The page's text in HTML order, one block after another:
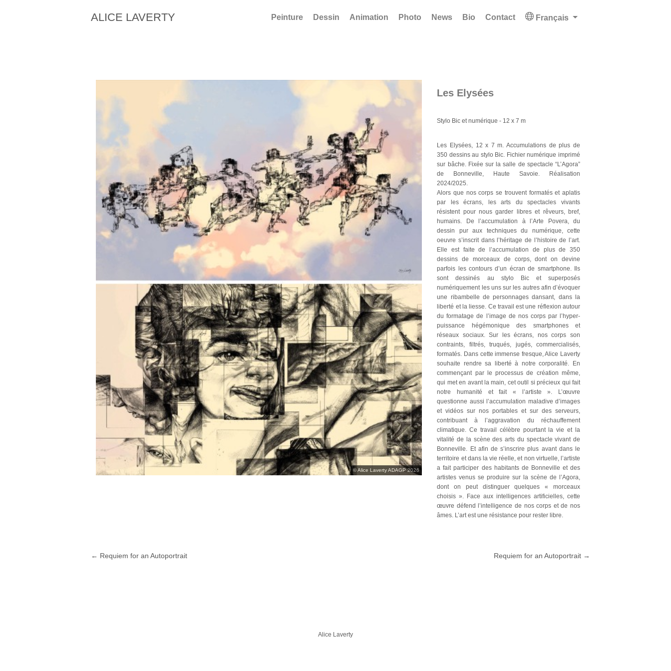
ALICE LAVERTY Peinture Dessin Animation Photo News Bio Contact Français
© Alice Laverty ADAGP 2026
Les Elysées
Stylo Bic et numérique - 12 x 7 m
Les Elysées, 12 x 7 m. Accumulations de plus de
350 dessins au stylo Bic. Fichier numérique imprimé
sur bâche. Fixée sur la salle de spectacle “L’Agora”
de Bonneville, Haute Savoie. Réalisation
2024/2025.
Alors que nos corps se trouvent formatés et aplatis
par les écrans, les arts du spectacles vivants
résistent pour nous garder libres et rêveurs, bref,
humains. De l’accumulation à l’Arte Povera, du
dessin pur aux techniques du numérique, cette
oeuvre s’inscrit dans l’héritage de l’histoire de l’art.
Elle est faite de l’accumulation de plus de 350
dessins de morceaux de corps, dont on devine
parfois les contours d’un écran de smartphone. Ils
sont dessinés au stylo Bic et superposés
numériquement les uns sur les autres afin d’évoquer
une ribambelle de personnages dansant, dans la
liberté et la liesse. Ce travail est une réflexion autour
du formatage de l’image de nos corps par l’hyper-
puissance hégémonique des smartphones et
réseaux sociaux. Sur les écrans, nos corps son
contraints, filtrés, truqués, jugés, commercialisés,
formatés. Dans cette immense fresque, Alice Laverty
souhaite rendre sa liberté à notre corporalité. En
commençant par le processus de création même,
qui met en avant la main, cet outil si précieux qui fait
notre humanité et fait « l’artiste ». L’œuvre
questionne aussi l’accumulation maladive d’images
et vidéos sur nos portables et sur des serveurs,
contribuant à l’aggravation du réchauffement
climatique. Ce travail célèbre pourtant la vie et la
vitalité de la scène des arts du spectacle vivant de
Bonneville. Et afin de s’inscrire plus avant dans le
territoire et dans la vie réelle, et non virtuelle, l’artiste
a fait participer des habitants de Bonneville et des
artistes venus se produire sur la scène de l’Agora,
dont on peut distinguer quelques « morceaux
choisis ». Face aux intelligences artificielles, cette
œuvre défend l’intelligence de nos corps et de nos
âmes. L’art est une résistance pour rester libre.
Requiem for an Autoportrait →
← Requiem for an Autoportrait
Alice Laverty